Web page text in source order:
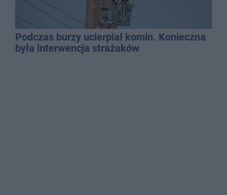
Podczas burzy ucierpiał komin. Konieczna
była interwencja strażaków